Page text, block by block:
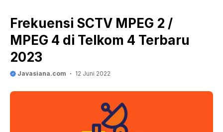
Frekuensi SCTV MPEG 2 /
MPEG 4 di Telkom 4 Terbaru
2023
Javasiana.com 12 Juni 2022